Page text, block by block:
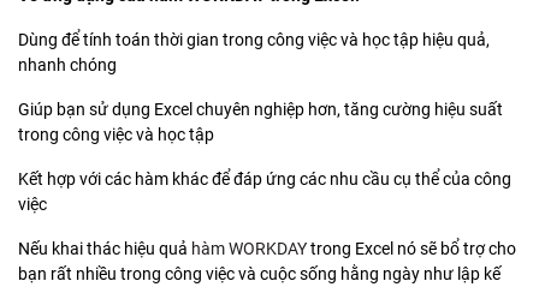
Dùng để tính toán thời gian trong công việc và học tập hiệu quả,
nhanh chóng
Giúp bạn sử dụng Excel chuyên nghiệp hơn, tăng cường hiệu suất
trong công việc và học tập
Kết hợp với các hàm khác để đáp ứng các nhu cầu cụ thể của công
việc
Nếu khai thác hiệu quả hàm WORKDAYtrong Excel nó sẽ bổ trợ cho
bạn rất nhiều trong công việc và cuộc sống hằng ngày như lập kế